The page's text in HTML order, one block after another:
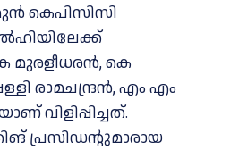
കെപിസിസി
മുരളീധരന്‍, കെ
രാമചന്ദ്രന്‍, എം എം
വിളിപ്പിച്ചത്.
പ്രസിഡന്റുമാരായ